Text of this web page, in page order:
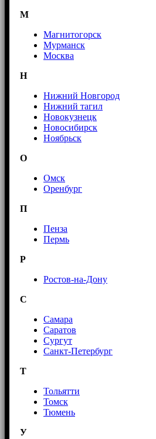
М
Магнитогорск
Мурманск
Москва
Н
Нижний Новгород
Нижний тагил
Новокузнецк
Новосибирск
Ноябрьск
О
Омск
Оренбург
П
Пенза
Пермь
Р
Ростов-на-Дону
С
Самара
Саратов
Сургут
Санкт-Петербург
Т
Тольятти
Томск
Тюмень
У